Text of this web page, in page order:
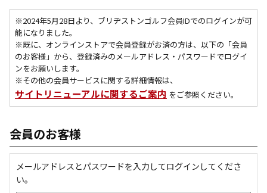
※2024年5月28日より、ブリヂストンゴルフ会員IDでのログインが可
能になりました。
※既に、 オンラインストアで会員登録がお済の方は、以下の「会員
のお客様」から、登録済みのメールアドレス・パスワードでログイ
ンをお願いします。
※その他の会員サービスに関する詳細情報は、
サイトリニューアルに関するご案内 をご参照ください。
会員のお客様
メールアドレスとパスワードを入力してログインしてくださ
い。